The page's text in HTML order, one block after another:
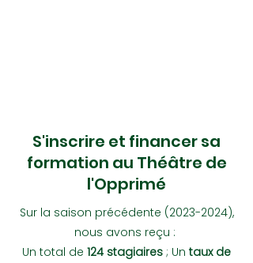
S'inscrire et financer sa
formation au Théâtre de
l'Opprimé
Sur la saison précédente (2023-2024),
nous avons reçu :
Un total de 124 stagiaires ; Un taux de